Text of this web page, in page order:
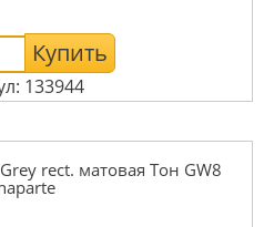
Купить
133944
rect. матовая Тон GW8